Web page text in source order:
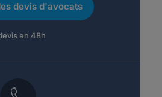
devis d'avocats
en 48h